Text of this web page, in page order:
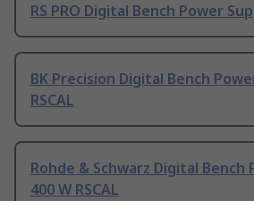
RS PRO Digital Bench Power
BK Precision Digital Bench
RSCAL
Rohde & Schwarz Digital Bench
400 W RSCAL